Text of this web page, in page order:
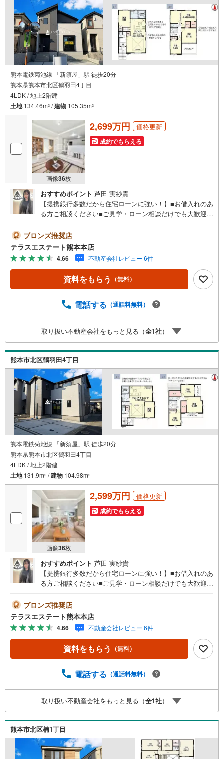
熊本電鉄菊池線 「新須屋」駅 徒歩20分
熊本県熊本市北区鶴羽田4丁目
4LDK / 地上2階建
土地134.46m2 /建物 105.35m2
画像36枚
2,699万円 価格更新
成約でもらえる
おすすめポイント 芦田 実紗貴
【提携銀行多数だから住宅ローンに強い！】■お借入れのあ
る方ご相談ください■ご見学・ローン相談だけでも大歓迎！
トします【オススメポイント】■北部東小・北部中校区■間
仕切り対応可能■WIC2ヵ所付き 平日・土日祝いつでもご案
内可能。 今すぐ見たい！に対応いたします。 短時間でのご
見学も大歓迎。 お仕事帰りのご見学も可能。ご希望の日時
や時間お気軽にどうぞ（^^）/ ●住宅ローンの相談大歓迎
（無料）『支払いができるか不安…』『頭金が用意できる
↓↓↓↓ テラスエステートなら… ・頭金ゼロ・ボーナス払
借入れのある方や過去にローン審査がダメだった方もご相
談可能。『無理のない支払いでマイホーム購入』をご提案
いたします。
ブロンズ推奨店
テラスエステート熊本本店
4.66 不動産会社レビュー 6件
資料をもらう （無料）
電話する （通話料無料）
取り扱い不動産会社をもっと見る（全1社）
熊本市北区鶴羽田4丁目
熊本電鉄菊池線 「新須屋」駅 徒歩20分
熊本県熊本市北区鶴羽田4丁目
4LDK / 地上2階建
土地131.9m2 /建物 104.98m2
画像36枚
2,599万円 価格更新
成約でもらえる
おすすめポイント 芦田 実紗貴
【提携銀行多数だから住宅ローンに強い！】■お借入れのあ
る方ご相談ください■ご見学・ローン相談だけでも大歓迎！
トします【オススメポイント】■北部東小・北部中校区■LD
K20帖以上■スタディカウンター付き■WIC2ヵ所付き 平
日・土日祝いつでもご案内可能。 今すぐ見たい！に対応い
たします。 短時間でのご見学も大歓迎。 お仕事帰りのご見
学も可能。ご希望の日時や時間お気軽にどうぞ（^^）/ ●住
宅ローンの相談大歓迎（無料）『支払いができるか不
れがある…』↓↓↓↓↓↓↓↓↓↓↓↓ テラスエステートなら…
住宅ローンに強い！・お借入れのある方や過去にローン審
査がダメだった方もご相談可能。『無理のない支払いでマ
イホーム購入』をご提案いたします。
ブロンズ推奨店
テラスエステート熊本本店
4.66 不動産会社レビュー 6件
資料をもらう （無料）
電話する （通話料無料）
取り扱い不動産会社をもっと見る（全1社）
熊本市北区楠1丁目